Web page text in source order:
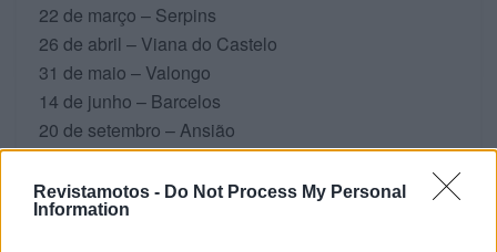
Revistamotos - Do Not Process My Personal
Information
22 de março – Serpins
26 de abril – Viana do Castelo
31 de maio – Valongo
14 de junho – Barcelos
20 de setembro – Ansião
4 de outubro – Celorico da Beira
8 de novembro – Maçãs de Dona Maria